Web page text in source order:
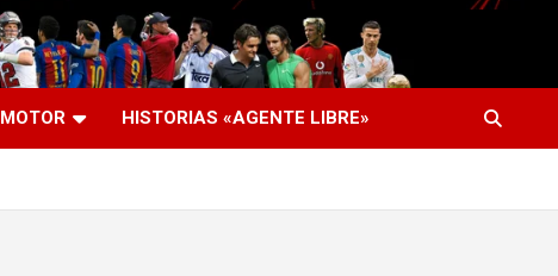
MOTOR HISTORIAS «AGENTE LIBRE»